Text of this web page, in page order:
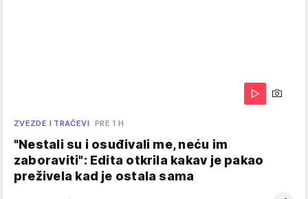
ZVEZDE I TRAČEVI PRE 1 H
"Nestali su i osuđivali me, neću im
zaboraviti": Edita otkrila kakav je pakao
preživela kad je ostala sama